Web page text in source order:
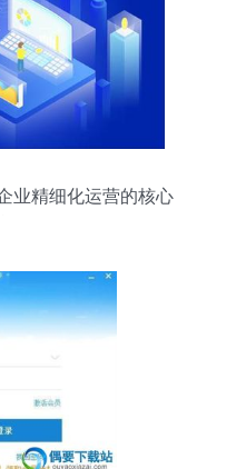
业精细化运营的核心